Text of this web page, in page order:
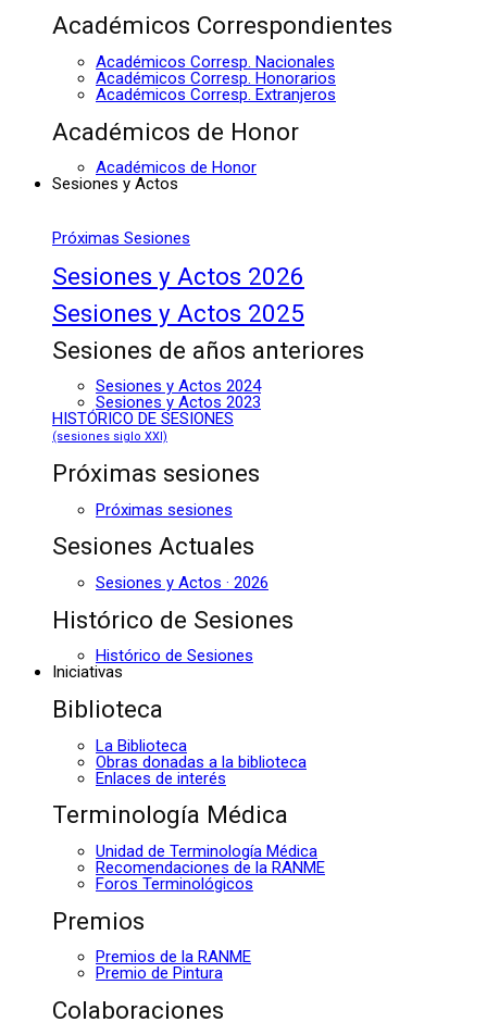
Académicos Correspondientes
Académicos Corresp. Nacionales
Académicos Corresp. Honorarios
Académicos Corresp. Extranjeros
Académicos de Honor
Académicos de Honor
Sesiones y Actos
Próximas Sesiones
Sesiones y Actos 2026
Sesiones y Actos 2025
Sesiones de años anteriores
Sesiones y Actos 2024
Sesiones y Actos 2023
HISTÓRICO DE SESIONES
(sesiones siglo XXI)
Próximas sesiones
Próximas sesiones
Sesiones Actuales
Sesiones y Actos · 2026
Histórico de Sesiones
Histórico de Sesiones
Iniciativas
Biblioteca
La Biblioteca
Obras donadas a la biblioteca
Enlaces de interés
Terminología Médica
Unidad de Terminología Médica
Recomendaciones de la RANME
Foros Terminológicos
Premios
Premios de la RANME
Premio de Pintura
Colaboraciones